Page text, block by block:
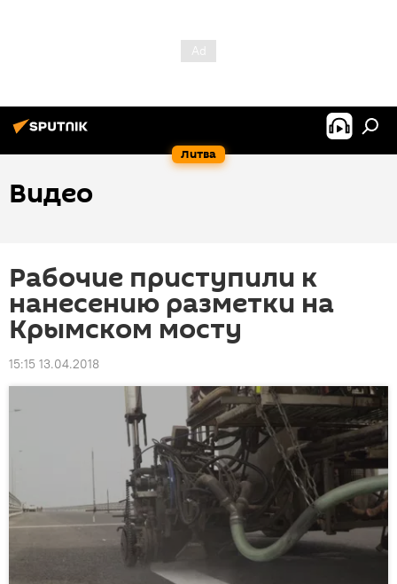
Литва
Видео
Рабочие приступили к
нанесению разметки на
Крымском мосту
15:15 13.04.2018